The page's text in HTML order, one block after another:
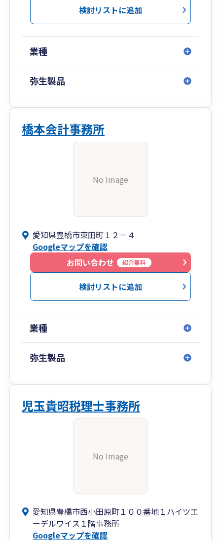
検討リストに追加
業種
弥生製品
橋本会計事務所
No Image
愛知県豊橋市東田町１２－４
Googleマップを確認
お問い合わせ
紹介無料
検討リストに追加
業種
弥生製品
児玉貴昭税理士事務所
No Image
愛知県豊橋市西小田原町１００番地１ハイツエ
ーデルワイス１階事務所
Googleマップを確認